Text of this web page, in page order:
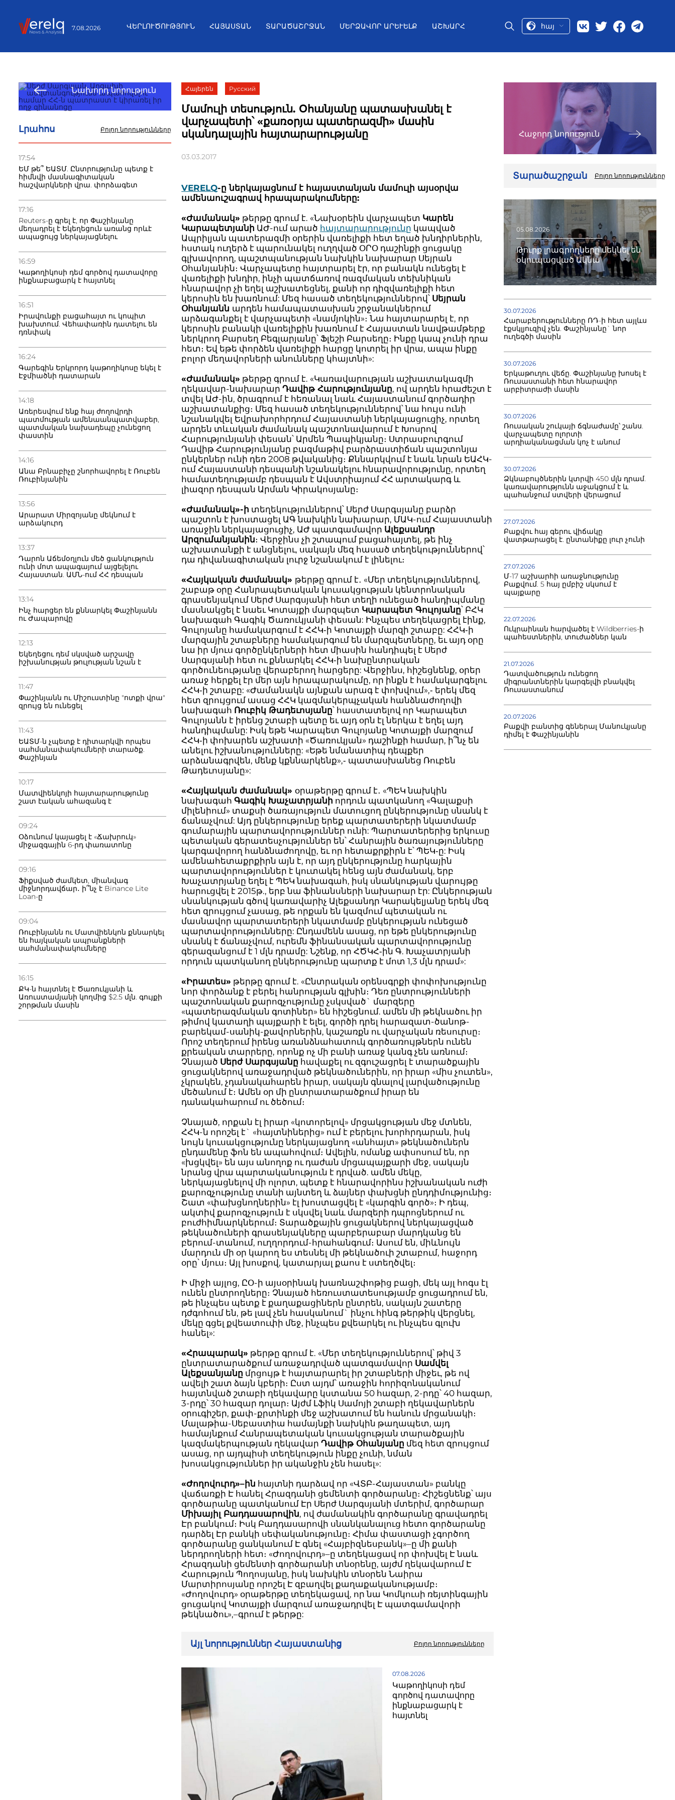
7.08.2026 ՎԵՐԼՈՒԾՈՒԹՅՈՒՆ ՀԱՅԱՍՏԱՆ ՏԱՐԱԾԱՇՐՋԱՆ ՄԵՐՁԱՎՈՐ ԱՐԵՒԵԼՔ ԱՇԽԱՐՀ հայ
Նախորդ նորություն
Լրահոս Բոլոր նորությունները
17:54
ԵՄ թե՞ ԵԱՏՄ. Ընտրությունը պետք է
հիմնվի մասնագիտական
հաշվարկների վրա. փորձագետ
17:16
Reuters-ը գրել է, որ Փաշինյանը
մեղադրել է Եկեղեցուն առանց որևէ
ապացույց ներկայացնելու
16:59
Կաթողիկոսի դեմ գործով դատավորը
ինքնաբացարկ է հայտնել
16:51
Իրավունքի բացահայտ ու կոպիտ
խախտում. Վեհափառին դատելու են
դռնփակ
16:24
Գարեգին Երկրորդ կաթողիկոսը եկել է
Էջմիածնի դատարան
14:18
Առերեսվում ենք հայ ժողովրդի
պատմության ամենաանպատվաբեր,
պատմական նախադեպը չունեցող
փաստին
14:16
Անա Բրնաբիչը շնորհավորել է Ռուբեն
Ռուբինյանին
13:56
Արարատ Միրզոյանը մեկնում է
արձակուրդ
13:37
Դարոն Աճեմօղլուն մեծ ցանկություն
ունի մոտ ապագայում այցելելու
Հայաստան. ԱՄՆ-ում ՀՀ դեսպան
13:14
Ինչ հարցեր են քննարկել Փաշինյանն
ու Ժապարովը
12:13
Եկեղեցու դեմ սկսված արշավը
իշխանության թուլության նշան է
11:47
Փաշինյանն ու Միշուստինը "ոտքի վրա"
զրույց են ունեցել
11:43
ԵԱՏՄ-ն չպետք է դիտարկվի որպես
սահմանափակումների տարածք.
Փաշինյան
10:17
Մատվիենկոյի հայտարարությունը
շատ էական ահազանգ է
09:24
Օձունում կայացել է «Ճախրուկ»
միջազգային 6-րդ փառատոնը
09:16
Ֆիքսված ժամկետ, միանվագ
միջնորդավճար․ ի՞նչ է Binance Lite
Loan-ը
09:04
Ռուբինյանն ու Մատվիենկոն քննարկել
են հայկական ապրանքների
սահմանափակումները
16:15
ՔԿ-ն հայտնել է Ծառուկյանի և
Առուստամյանի կողմից $2.5 մլն. գույքի
շորթման մասին
Հայերեն Русский
Մամուլի տեսություն. Օհանյանը պատասխանել է
վարչապետի՝ «քառօրյա պատերազմի» մասին
սկանդալային հայտարարությանը
03.03.2017
VERELQ-ը ներկայացնում է հայաստանյան մամուլի այսօրվա
ամենաուշագրավ հրապարակումները:
«Ժամանակ» թերթը գրում է. «Նախօրեին վարչապետ Կարեն
Կարապետյանի ԱԺ-ում արած հայտարարությունը կապված
Ապրիլյան պատերազմի օրերին վառելիքի հետ եղած խնդիրներին,
հստակ ուղերձ է պարունակել ուղղված ՕՐՕ դաշինքի ցուցակը
գլխավորող, պաշտպանության նախկին նախարար Սեյրան
Օհանյանին։ Վարչապետը հայտրարել էր, որ բանակն ունեցել է
վառելիքի խնդիր, ինչի պատճառով ռազմական տեխնիկան
հնարավոր չի եղել աշխատեցնել, քանի որ դիզվառելիքի հետ
կերոսին են խառնում: Մեզ հասած տեղեկություններով՝ Սեյրան
Օհանյանն արդեն համապատասխան շրջանակներում
արձագանքել է վարչապետի «նամյոկին»։ Նա հայտարարել է, որ
կերոսին բանակի վառելիքին խառնում է Հայաստան նավթամթերք
ներկրող Բարսեղ Բեգլարյանը՝ Ֆլեշի Բարսեղը։ Ինքը կապ չունի դրա
հետ։ Եվ եթե փորձեն վառելիքի հարցը կոտրել իր վրա, ապա ինքը
բոլոր մեղավորների անունները կհայտնի»:
«Ժամանակ» թերթը գրում է. «Կառավարության աշխատակազմի
ղեկավար-նախարարԴավիթ Հարությունյանը, ով արդեն հրաժեշտ է
տվել ԱԺ-ին, ծրագրում է հեռանալ նաև Հայաստանում գործադիր
աշխատանքից։ Մեզ հասած տեղեկություններով՝ նա հույս ունի
նշանակվել Եվրախորհրդում Հայաստանի ներկայացուցիչ, որտեղ
արդեն տևական ժամանակ պաշտոնավարում է Խոսրով
Հարությունյանի փեսան՝ Արմեն Պապիկյանը։ Ստրասբուրգում
Դավիթ Հարությունյանը բազմաթիվ բարձրաստիճան պաշտոնյա
ընկերներ ունի դեռ 2008 թվականից։ Քննարկվում է նաև նրան ԵԱՀԿ-
ում Հայաստանի դեսպանի նշանակելու հնարավորությունը, որտեղ
համատեղությամբ դեսպան է Ավստրիայում ՀՀ արտակարգ և
լիազոր դեսպան Արման Կիրակոսյանը։
«Ժամանակ»-ի տեղեկություններով՝ Սերժ Սարգսյանը բարձր
պաշտոն է խոստացել ԱԳ նախկին նախարար, ՄԱԿ-ում Հայաստանի
առաջին ներկայացուցիչ, ԱԺ պատգամավոր Ալեքսանդր
Արզումանյանին։ Վերջինս չի շտապում բացահայտել, թե ինչ
աշխատանքի է անցնելու, սակայն մեզ հասած տեղեկություններով՝
դա դիվանագիտական լուրջ նշանակում է լինելու։
«Հայկական ժամանակ» թերթը գրում է․ «Մեր տեղեկություններով,
շաբաթ օրը Հանրապետական կուսակցության կենտրոնական
գրասենյակում Սերժ Սարգսյանի հետ տեղի ունեցած հանդիպմանը
մասնակցել է նաեւ Կոտայքի մարզպետ Կարապետ Գուլոյանը՝ ԲՀԿ
նախագահ Գագիկ Ծառուկյանի փեսան: Ինչպես տեղեկացրել էինք,
Գուլոյանը համակարգում է ՀՀԿ‐ի Կոտայքի մարզի շտաբը: ՀՀԿ‐ի
մարզային շտաբները համակարգում են մարզպետները, եւ այդ օրը
նա իր մյուս գործընկերների հետ միասին հանդիպել է Սերժ
Սարգսյանի հետ ու քննարկել ՀՀԿ‐ի նախընտրական
գործունեությանը վերաբերող հարցերը: Վերջինս, հիշեցնենք, օրեր
առաջ հերքել էր մեր այն հրապարակումը, որ ինքն է համակարգելու
ՀՀԿ‐ի շտաբը: «Ժամանակն այնքան արագ է փոխվում»,‐ երեկ մեզ
հետ զրույցում ասաց ՀՀԿ կազմակերպչական հանձնաժողովի
նախագահ Ռուբիկ Թադեւոսյանը՝ հաստատելով որ Կարապետ
Գուլոյանն է իրենց շտաբի պետը եւ այդ օրն էլ ներկա է եղել այդ
հանդիպմանը: Իսկ եթե Կարապետ Գուլոյանը Կոտայքի մարզում
ՀՀԿ‐ի փոխարեն աշխատի «Ծառուկյան» դաշինքի համար, ի՞նչ են
անելու իշխանությունները: «Եթե նմանատիպ դեպքեր
արձանագրվեն, մենք կքննարկենք»,‐ պատասխանեց Ռուբեն
Թադեւոսյանը»:
«Հայկական ժամանակ» օրաթերթը գրում է․ «ՊԵԿ նախկին
նախագահԳագիկ Խաչատրյանի որդուն պատկանող «Գալաքսի
միլենիում» տաքսի ծառայություն մատուցող ընկերությունը սնանկ է
ճանաչվում: Այդ ընկերությունը երեք պարտատերերի նկատմամբ
գումարային պարտավորություններ ունի: Պարտատերերից երկուսը
պետական գերատեսչություններ են՝ Հանրային ծառայությունները
կարգավորող հանձնաժողովը, եւ որ հետաքրքիրն է՝ ՊԵԿ‐ը: Իսկ
ամենահետաքրքիրն այն է, որ այդ ընկերությունը հարկային
պարտավորություններ է կուտակել հենց այն ժամանակ, երբ
Խաչատրյանը եղել է ՊԵԿ նախագահ, իսկ սնանկության վարույթը
հարուցվել է 2015թ., երբ նա ֆինանսների նախարար էր: Ընկերության
սնանկության գծով կառավարիչ Ալեքսանդր Կարակելյանը երեկ մեզ
հետ զրույցում չասաց, թե որքան են կազմում պետական ու
մասնավոր պարտատերերի նկատմամբ ընկերության ունեցած
պարտավորությունները: Ընդամենն ասաց, որ եթե ընկերությունը
սնանկ է ճանաչվում, ուրեմն ֆինանսական պարտավորությունը
գերազանցում է 1 մլն դրամը: Նշենք, որ ՀԾԿՀ‐ին Գ. Խաչատրյանի
որդուն պատկանող ընկերությունը պարտք է մոտ 1,3 մլն դրամ»:
«Իրատես» թերթը գրում է. «Ընտրական օրենսգրքի փոփոխությունը
նոր փորձանք է բերել հանրության գլխին։ Դեռ ընտրությունների
պաշտոնական քարոզչությունը չսկսված` մարզերը
«պատերազմական գոտիներ» են հիշեցնում. ամեն մի թեկնածու իր
թիմով կատաղի պայքարի է ելել, գործի դրել հարազատ-ծանոթ-
բարեկամ-սանիկ-քավորներին, կաշառքն ու վարչական ռեսուրսը։
Որոշ տեղերում իրենց առանձնահատուկ գործառույթներն ունեն
քրեական տարրերը, որոնք ոչ մի բանի առաջ կանգ չեն առնում։
Չնայած Սերժ Սարգսյանը հավաքել ու զգուշացրել է տարածքային
ցուցակներով առաջադրված թեկնածուներին, որ իրար «միս չուտեն»,
չկրակեն, չդանակահարեն իրար, սակայն գնալով լարվածությունը
մեծանում է։ Ամեն օր մի ընտրատարածքում իրար են
դանակահարում ու ծեծում։
Չնայած, որքան էլ իրար «կոտորելով» մրցակցության մեջ մտնեն,
ՀՀԿ-ն որոշել է` «հայտնիներից» ում է բերելու խորհրդարան, իսկ
նույն կուսակցությունը ներկայացնող «անհայտ» թեկնածուներն
ընդամենը ֆոն են ապահովում։ Ավելին, ոմանք ափսոսում են, որ
«խցկվել» են այս անողոք ու դաժան մրցապայքարի մեջ, սակայն
նրանց վրա պարտականություն է դրված. ամեն մեկը,
ներկայացնելով մի ոլորտ, պետք է հնարավորինս իշխանական ուժի
քարոզչությունը տանի այնտեղ և ձայներ փախցնի ընդդիմությունից։
Շատ «փախցնողներին» էլ խոստացվել է «կարգին գործ»։ Ի դեպ,
ակտիվ քարոզչություն է սկսվել նաև մարզերի դպրոցներում ու
բուժհիմնարկներում։ Տարածքային ցուցակներով ներկայացված
թեկնածուների գրասենյակները պարբերաբար մարդկանց են
բերում-տանում, ուղղորդում-հրահանգում։ Ասում են, միևնույն
մարդուն մի օր կարող ես տեսնել մի թեկնածուի շտաբում, հաջորդ
օրը՝ մյուս։ Այլ խոսքով, կատարյալ քաոս է ստեղծվել։
Ի միջի այլոց, ԸՕ-ի այսօրինակ խառնաշփոթից բացի, մեկ այլ հոգս էլ
ունեն ընտրողները։ Չնայած հեռուստատեսությամբ ցուցադրում են,
թե ինչպես պետք է քաղաքացիներն ընտրեն, սակայն շատերը
դժգոհում են, թե լավ չեն հասկանում` ինչու հինգ թերթիկ վերցնել,
մեկը գցել քվեատուփի մեջ, ինչպես քվեարկել ու ինչպես գլուխ
հանել»:
«Հրապարակ» թերթը գրում է. «Մեր տեղեկություններով՝ թիվ 3
ընտրատարածքում առաջադրված պատգամավոր Սամվել
Ալեքսանյանը մրցույթ է հայտարարել իր շտաբների միջեւ, թե ով
ավելի շատ ձայն կբերի։ Ըստ այդմ՝ առաջին հորիզոնականում
հայտնված շտաբի ղեկավարը կստանա 50 հազար, 2-րդը՝ 40 հազար,
3-րդը՝ 30 հազար դոլար։ Այժմ Լֆիկ Սամոյի շտաբի ղեկավարներն
օրուգիշեր, քափ-քրտինքի մեջ աշխատում են հանուն մրցանակի։
Մալաթիա-Սեբաստիա համայնքի նախկին թաղապետ, այդ
համայնքում Հանրապետական կուսակցության տարածքային
կազմակերպության ղեկավարԴավիթ Օհանյանը մեզ հետ զրույցում
ասաց, որ այդպիսի տեղեկություն ինքը չունի, նման
խոսակցություններ իր ականջին չեն հասել»:
«Ժողովուրդ»–ին հայտնի դարձավ որ «ՎՏԲ-Հայաստան» բանկը
վաճառքի Է հանել Հրազդանի ցեմենտի գործարանը։ Հիշեցնենք՝ այս
գործարանը պատկանում Էր Սերժ Սարգսյանի մտերիմ, գործարար
Միխայիլ Բադդասարովին, ով ժամանակին գործարանը գրավադրել
Էր բանկում։ Իսկ Բաղդասարովի սնանկանալուց հետո գործարանը
դարձել Էր բանկի սեփականությունը։ Հիմա փաստացի չգործող
գործարանը ցանկանում Է գնել «Հայբիզնեսբանկ»–ը մի քանի
ներդրողների հետ։ «Ժողովուրդ»–ը տեղեկացավ որ փոխվել Է նաև
Հրազդանի ցեմենտի գործարանի տնօրենը, այժմ ղեկավարում Է
Հարություն Պողոսյանը, իսկ նախկին տնօրեն Նաիրա
Մարտիրոսյանը որոշել Է զբաղվել քաղաքականությամբ։
«Ժողովուրդ» օրաթերթը տեղեկացավ, որ նա Կոմկուսի ռեյտինգային
ցուցակով Կոտայքի մարզում առաջադրվել Է պատգամավորի
թեկնածու»,–գրում է թերթը:
Այլ նորություններ Հայաստանից Բոլոր նորությունները
07.08.2026
Կաթողիկոսի դեմ
գործով դատավորը
ինքնաբացարկ է
հայտնել
Հաջորդ նորություն
Տարածաշրջան Բոլոր նորությունները
05.08.2026
Թուրք լրագրողները մեկնել են
օկուպացված Ակնա
30.07.2026
Հարաբերությունները ՌԴ-ի հետ այլևս
էքսկլյուզիվ չեն. Փաշինյանը` նոր
ուղեգծի մասին
30.07.2026
Երկաթուղու վեճը. Փաշինյանը խոսել է
Ռուսաստանի հետ հնարավոր
արբիտրաժի մասին
30.07.2026
Ռուսական շուկայի ճգնաժամը՝ շանս.
վարչապետը ոլորտի
արդիականացման կոչ է անում
30.07.2026
Ձկնաբույծներին կտրվի 450 մլն դրամ.
կառավարությունն աջակցում է և
պահանջում ստվերի վերացում
27.07.2026
Բաքվու հայ գերու վիճակը
վատթարացել է. ընտանիքը լուր չունի
27.07.2026
Մ-17 աշխարհի առաջնությունը
Բաքվում. 5 հայ ըմբիշ սկսում է
պայքարը
22.07.2026
Ուկրաինան հարվածել է Wildberries-ի
պահեստներին, տուժածներ կան
21.07.2026
Դատվածություն ունեցող
միգրանտներին կարգելվի բնակվել
Ռուսաստանում
20.07.2026
Բաքվի բանտից գեներալ Մանուկյանը
դիմել է Փաշինյանին